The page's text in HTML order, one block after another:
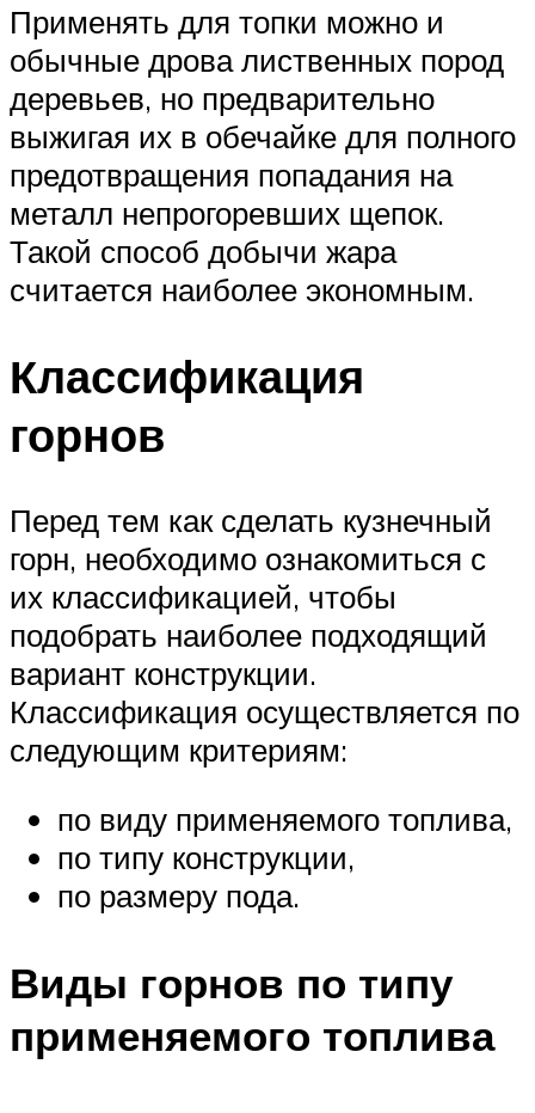
Применять для топки можно и
обычные дрова лиственных пород
деревьев, но предварительно
выжигая их в обечайке для полного
предотвращения попадания на
металл непрогоревших щепок.
Такой способ добычи жара
считается наиболее экономным.
Классификация
горнов
Перед тем как сделать кузнечный
горн, необходимо ознакомиться с
их классификацией, чтобы
подобрать наиболее подходящий
вариант конструкции.
Классификация осуществляется по
следующим критериям:
по виду применяемого топлива,
по типу конструкции,
по размеру пода.
Виды горнов по типу
применяемого топлива